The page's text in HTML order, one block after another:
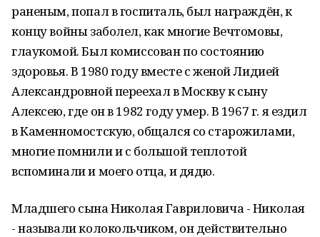
раненым, попал в госпиталь, был награждён, к
концу войны заболел, как многие Вечтомовы,
глаукомой. Был комиссован по состоянию
здоровья. В 1980 году вместе с женой Лидией
Александровной переехал в Москву к сыну
Алексею, где он в 1982 году умер. В 1967 г. я ездил
в Каменномостскую, общался со старожилами,
многие помнили и с большой теплотой
вспоминали и моего отца, и дядю.
Младшего сына Николая Гавриловича - Николая
- называли колокольчиком, он действительно